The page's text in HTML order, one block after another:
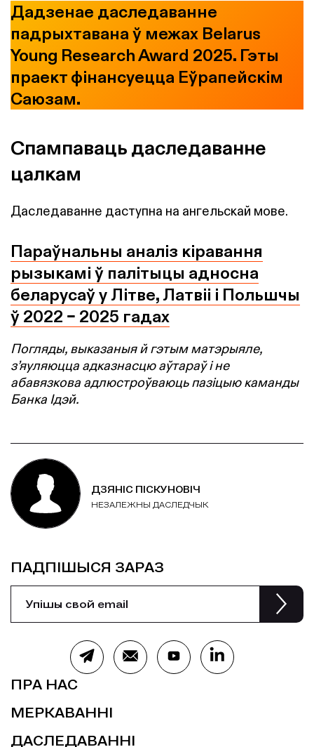
Дадзенае даследаванне
падрыхтавана ў межах Belarus
Young Research Award 2025. Гэты
праект фінансуецца Еўрапейскім
Саюзам.
Спампаваць даследаванне
цалкам
Даследаванне даступна на ангельскай мове.
Параўнальны аналіз кіравання
рызыкамі ў палітыцы адносна
беларусаў у Літве, Латвіі і Польшчы
ў 2022 – 2025 гадах
Погляды, выказаныя й гэтым матэрыяле,
зʼяуляюцца адказнасцю аўтараў і не
абавязкова адлюстроўваюць пазіцыю каманды
Банка Ідэй.
ДЗЯНIC ПIСКУНОВIЧ
НЕЗАЛЕЖНЫ ДАСЛЕДЧЫК
ПРА НАС
МЕРКАВАННІ
ДАСЛЕДАВАННІ
ПАДПІШЫСЯ ЗАРАЗ